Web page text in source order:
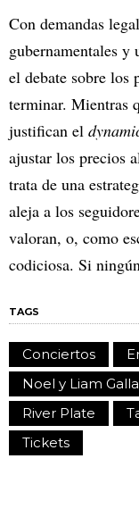
Con demandas
gubernamentales y
el debate sobre los
terminar. Mientras
justifican el
ajustar los precios
trata de una
aleja a los
valoran, o, como
codiciosa. Si
TAGS
Conciertos
Noel y Liam
River Plate
Tickets